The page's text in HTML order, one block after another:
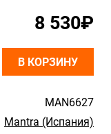
MAN6627
Mantra (Испания)
8 530₽
В КОРЗИНУ